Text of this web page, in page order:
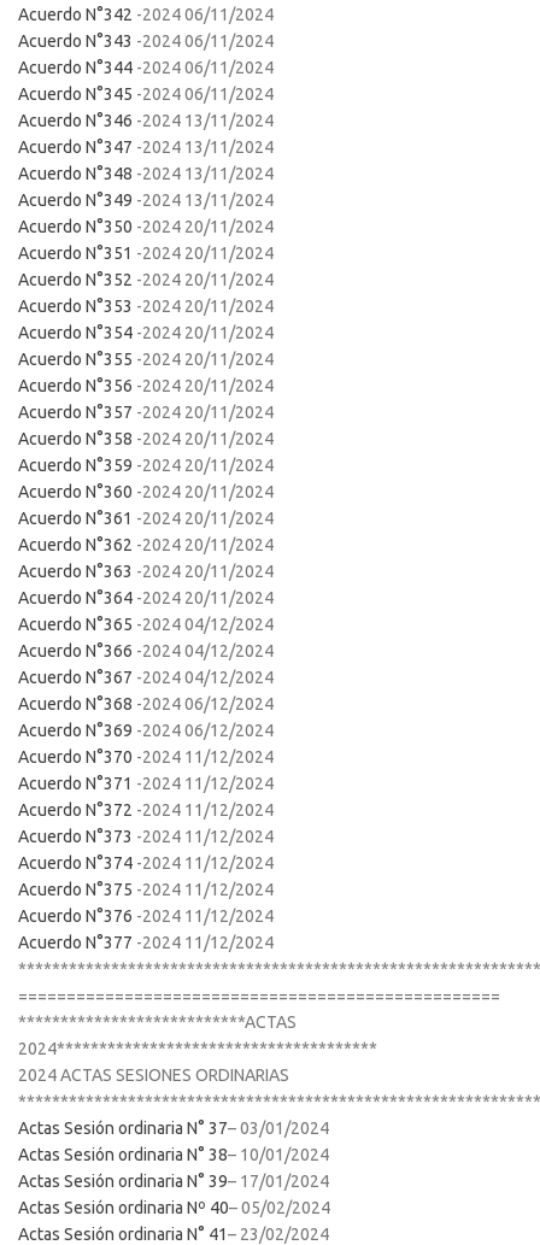
Acuerdo N°342 -2024 06/11/2024
Acuerdo N°343 -2024 06/11/2024
Acuerdo N°344 -2024 06/11/2024
Acuerdo N°345 -2024 06/11/2024
Acuerdo N°346 -2024 13/11/2024
Acuerdo N°347 -2024 13/11/2024
Acuerdo N°348 -2024 13/11/2024
Acuerdo N°349 -2024 13/11/2024
Acuerdo N°350 -2024 20/11/2024
Acuerdo N°351 -2024 20/11/2024
Acuerdo N°352 -2024 20/11/2024
Acuerdo N°353 -2024 20/11/2024
Acuerdo N°354 -2024 20/11/2024
Acuerdo N°355 -2024 20/11/2024
Acuerdo N°356 -2024 20/11/2024
Acuerdo N°357 -2024 20/11/2024
Acuerdo N°358 -2024 20/11/2024
Acuerdo N°359 -2024 20/11/2024
Acuerdo N°360 -2024 20/11/2024
Acuerdo N°361 -2024 20/11/2024
Acuerdo N°362 -2024 20/11/2024
Acuerdo N°363 -2024 20/11/2024
Acuerdo N°364 -2024 20/11/2024
Acuerdo N°365 -2024 04/12/2024
Acuerdo N°366 -2024 04/12/2024
Acuerdo N°367 -2024 04/12/2024
Acuerdo N°368 -2024 06/12/2024
Acuerdo N°369 -2024 06/12/2024
Acuerdo N°370 -2024 11/12/2024
Acuerdo N°371 -2024 11/12/2024
Acuerdo N°372 -2024 11/12/2024
Acuerdo N°373 -2024 11/12/2024
Acuerdo N°374 -2024 11/12/2024
Acuerdo N°375 -2024 11/12/2024
Acuerdo N°376 -2024 11/12/2024
Acuerdo N°377 -2024 11/12/2024
==================================================
***************************ACTAS
2024**************************************
2024 ACTAS SESIONES ORDINARIAS
Actas Sesión ordinaria N° 37– 03/01/2024
Actas Sesión ordinaria N° 38– 10/01/2024
Actas Sesión ordinaria N° 39– 17/01/2024
Actas Sesión ordinaria Nº 40– 05/02/2024
Actas Sesión ordinaria N° 41– 23/02/2024